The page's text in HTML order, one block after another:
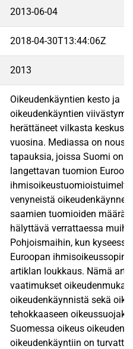
2013-06-04
2018-04-30T13:44:06Z
2013
Oikeudenkäyntien kesto ja
oikeudenkäyntien
herättäneet vilkasta
vuosina. Mediassa on
tapauksia, joissa Suomi on
langettavan tuomion
venyneistä
saamien tuomioiden määrä
hälyttävä verrattaessa
Pohjoismaihin, kun
Euroopan
artiklan loukkaus. Nämä
vaatimukset
oikeudenkäynnistä sekä
tehokkaaseen
Suomessa oikeus
oikeudenkäyntiin on turvattu